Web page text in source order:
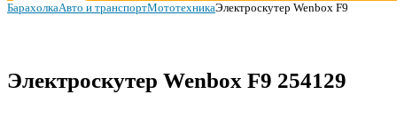
БарахолкаАвто и транспортМототехникаЭлектроскутер Wenbox F9
Электроскутер Wenbox F9 254129